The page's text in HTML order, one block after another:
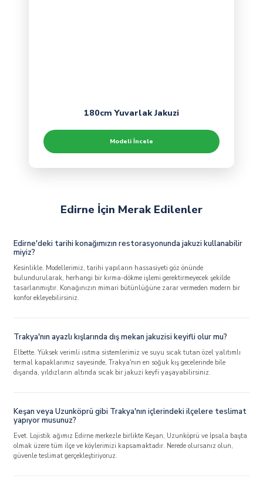
180cm Yuvarlak Jakuzi
Modeli İncele
Edirne İçin Merak Edilenler
Edirne'deki tarihi konağımızın restorasyonunda jakuzi kullanabilir
miyiz?
Kesinlikle. Modellerimiz, tarihi yapıların hassasiyeti göz önünde
bulundurularak, herhangi bir kırma-dökme işlemi gerektirmeyecek şekilde
tasarlanmıştır. Konağınızın mimari bütünlüğüne zarar vermeden modern bir
konfor ekleyebilirsiniz.
Trakya'nın ayazlı kışlarında dış mekan jakuzisi keyifli olur mu?
Elbette. Yüksek verimli ısıtma sistemlerimiz ve suyu sıcak tutan özel yalıtımlı
termal kapaklarımız sayesinde, Trakya'nın en soğuk kış gecelerinde bile
dışarıda, yıldızların altında sıcak bir jakuzi keyfi yaşayabilirsiniz.
Keşan veya Uzunköprü gibi Trakya'nın içlerindeki ilçelere teslimat
yapıyor musunuz?
Evet. Lojistik ağımız Edirne merkezle birlikte Keşan, Uzunköprü ve İpsala başta
olmak üzere tüm ilçe ve köylerimizi kapsamaktadır. Nerede olursanız olun,
güvenle teslimat gerçekleştiriyoruz.